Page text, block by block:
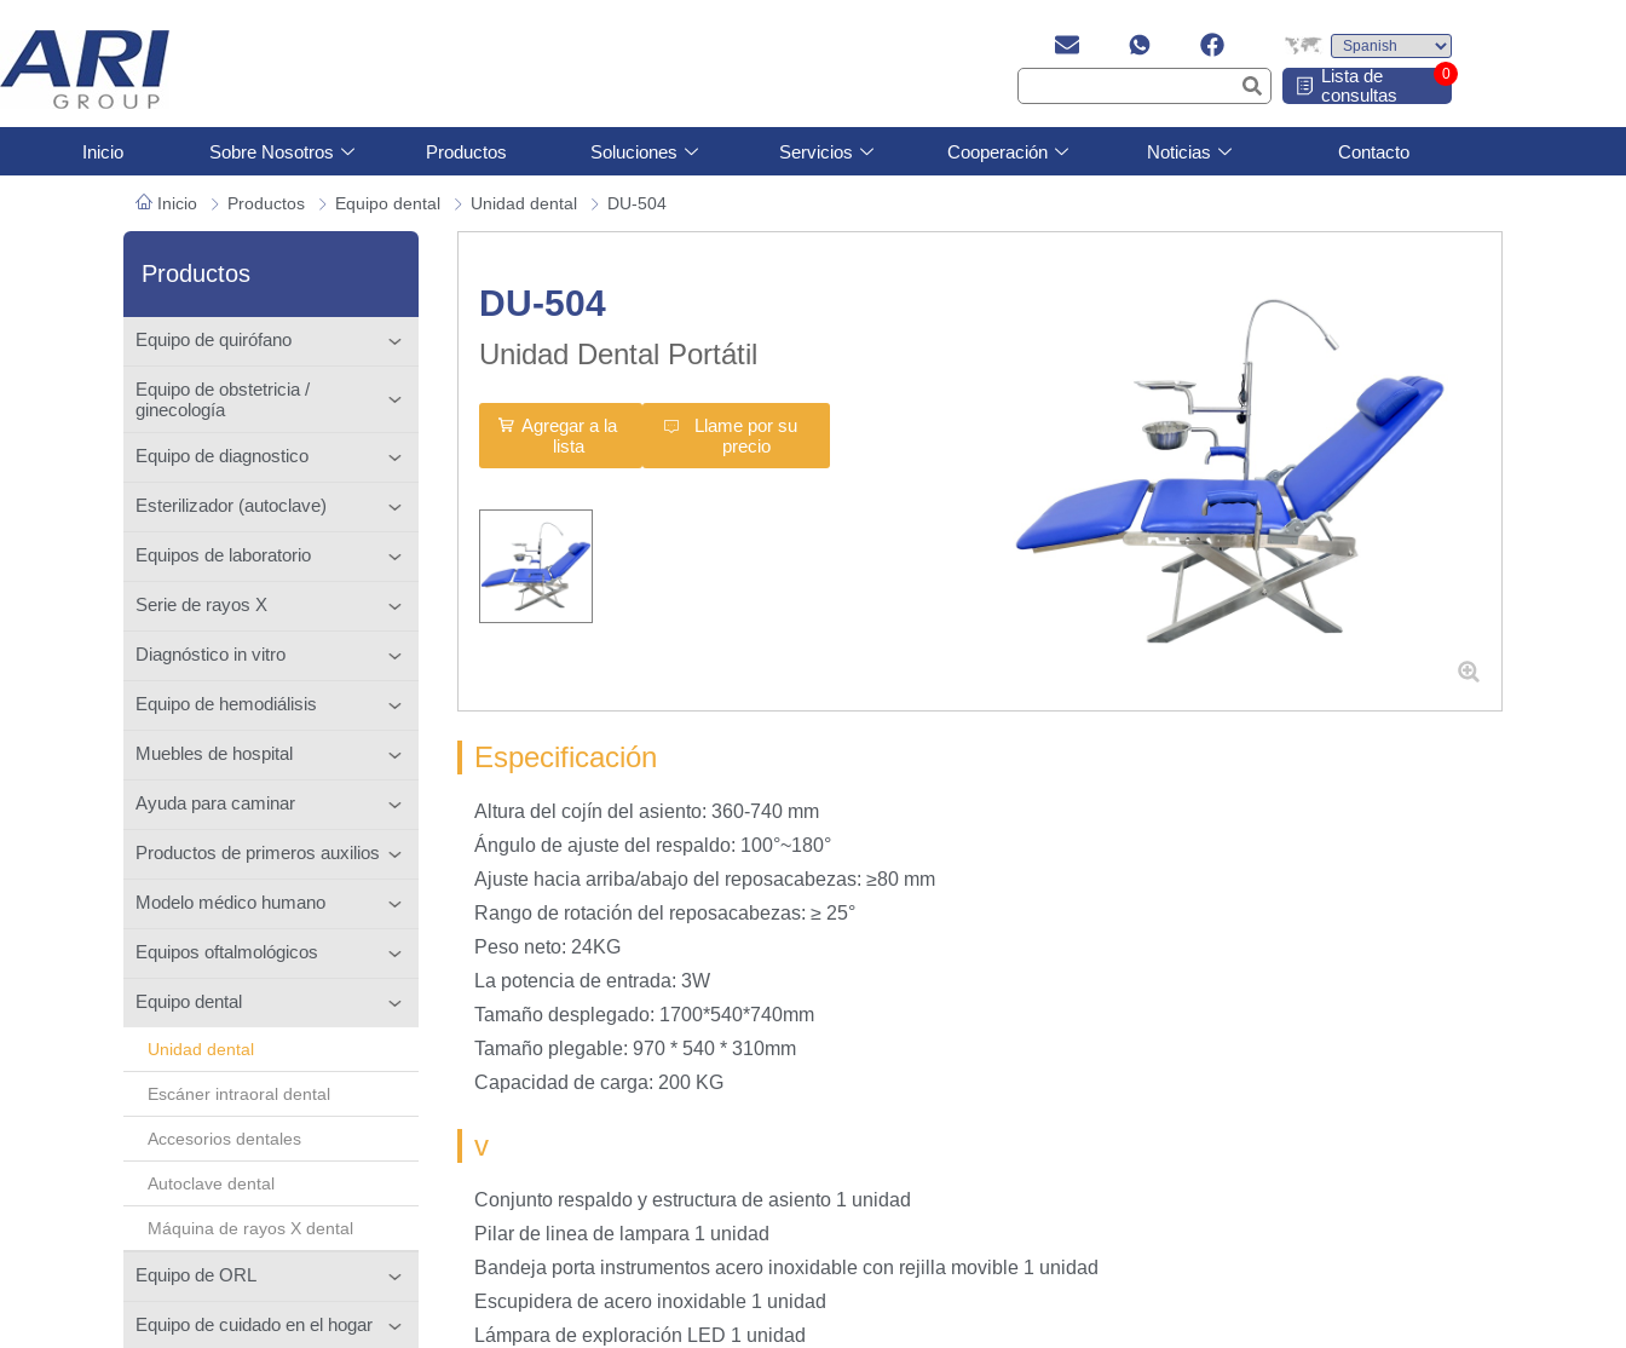
Lista de
consultas
0
Inicio Sobre Nosotros Productos Soluciones Servicios Cooperación Noticias Contacto
Inicio Productos Equipo dental Unidad dental DU-504
Productos
Equipo de quirófano
Equipo de obstetricia /
ginecología
Equipo de diagnostico
Esterilizador (autoclave)
Equipos de laboratorio
Serie de rayos X
Diagnóstico in vitro
Equipo de hemodiálisis
Muebles de hospital
Ayuda para caminar
Productos de primeros auxilios
Modelo médico humano
Equipos oftalmológicos
Equipo dental
Unidad dental
Escáner intraoral dental
Accesorios dentales
Autoclave dental
Máquina de rayos X dental
Equipo de ORL
Equipo de cuidado en el hogar
DU-504
Unidad Dental Portátil
Agregar a la
lista
Llame por su
precio
Especificación
Altura del cojín del asiento: 360-740 mm
Ángulo de ajuste del respaldo: 100°~180°
Ajuste hacia arriba/abajo del reposacabezas: ≥80 mm
Rango de rotación del reposacabezas: ≥ 25°
Peso neto: 24KG
La potencia de entrada: 3W
Tamaño desplegado: 1700*540*740mm
Tamaño plegable: 970 * 540 * 310mm
Capacidad de carga: 200 KG
v
Conjunto respaldo y estructura de asiento 1 unidad
Pilar de linea de lampara 1 unidad
Bandeja porta instrumentos acero inoxidable con rejilla movible 1 unidad
Escupidera de acero inoxidable 1 unidad
Lámpara de exploración LED 1 unidad